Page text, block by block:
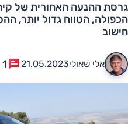
הכפולה, הטווח גדול יותר,
חישוב
אלי שאולי21.05.2023
1